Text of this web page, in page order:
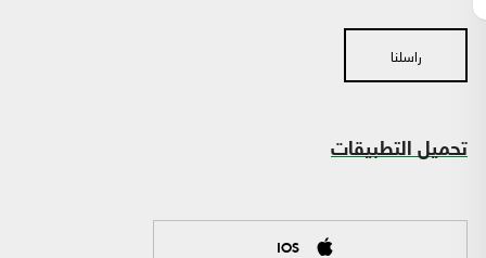
راسلنا
تحميل التطبيقات
IOS